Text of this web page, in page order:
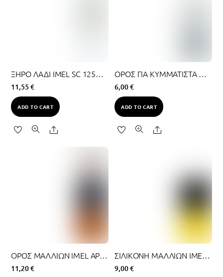
ΞΗΡΟ ΛΑΔΙ IMEL SC 125ML – 3 ΣΕ 1 (ΛΑΔΙ ΜΑΚΑΔΑΜΙΑ)
11,55€
ADD TO CART
Share
ΟΡΟΣ ΓΙΑ ΚΥΜΜΑΤΙΣΤΑ ΜΑΛΛΙΑ ΚΑΙ ΜΠΟΥΚΛΕΣ 200ML
6,00€
ADD TO CART
Share
ΟΡΟΣ ΜΑΛΛΙΩΝ IMEL ΑΡΓΑΝΟΛΑΔΟ 100ML
11,20€
ΣΙΛΙΚΟΝΗ ΜΑΛΛΙΩΝ IMEL 125ML
9,00€